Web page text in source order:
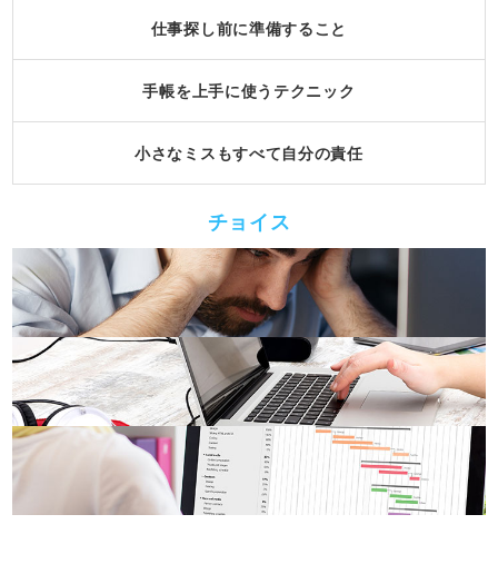
仕事探し前に準備すること
手帳を上手に使うテクニック
小さなミスもすべて自分の責任
チョイス